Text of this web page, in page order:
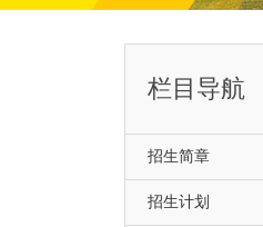
栏目导航
招生简章
招生计划